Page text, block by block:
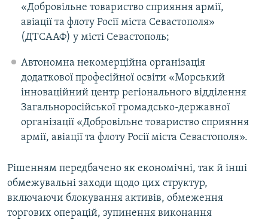
«Добровільне товариство сприяння армії,
авіації та флоту Росії міста Севастополя»
(ДТСААФ) у місті Севастополь;
Автономна некомерційна організація
додаткової професійної освіти «Морський
інноваційний центр регіонального відділення
Загальноросійської громадсько-державної
організації «Добровільне товариство сприяння
армії, авіації та флоту Росії міста Севастополя».
Рішенням передбачено як економічні, так й інші
обмежувальні заходи щодо цих структур,
включаючи блокування активів, обмеження
торгових операцій, зупинення виконання